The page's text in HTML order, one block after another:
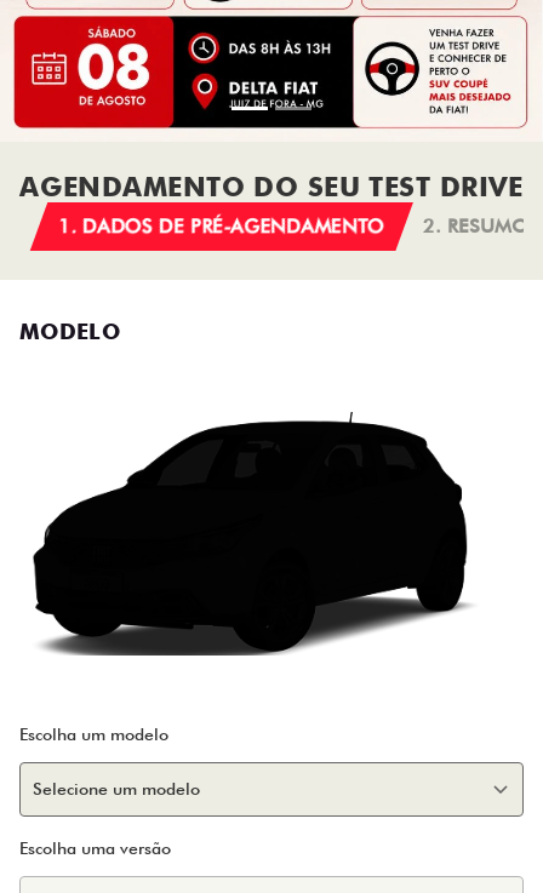
AGENDAMENTO DO SEU TEST DRIVE
1. DADOS DE PRÉ-AGENDAMENTO 2. RESUMO
MODELO
Escolha um modelo
Escolha uma versão